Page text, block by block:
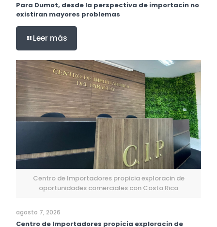
Para Dumot, desde la perspectiva de importacin no
existiran mayores problemas
Leer más
Centro de Importadores propicia exploracin de
oportunidades comerciales con Costa Rica
agosto 7, 2026
Centro de Importadores propicia exploracin de